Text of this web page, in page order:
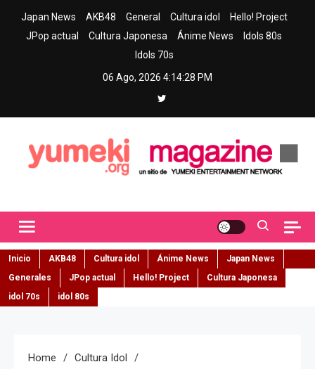
Japan News AKB48 General Cultura idol
Hello! Project
JPop actual
Cultura Japonesa Ánime News
Idols 80s
Idols 70s
06 Ago, 2026 4:14:29 PM
Inicio AKB48 Cultura idol Ánime News
Japan News
Generales
JPop actual Hello! Project
Cultura Japonesa
idol 70s
idol 80s
Home
Cultura Idol